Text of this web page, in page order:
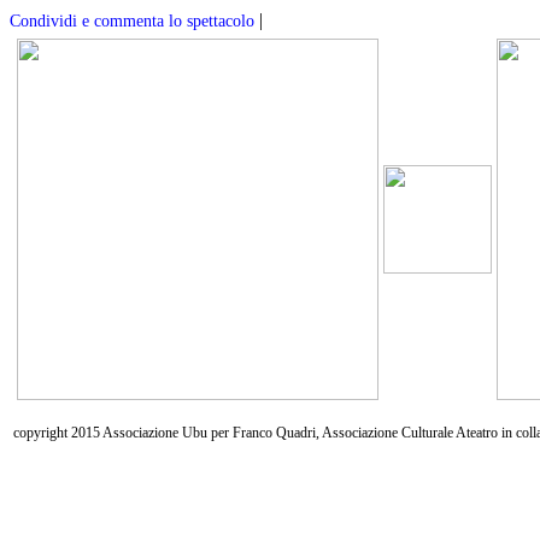
Condividi e commenta lo spettacolo |
copyright 2015 Associazione Ubu per Franco Quadri, Associazione Culturale Ateatro in